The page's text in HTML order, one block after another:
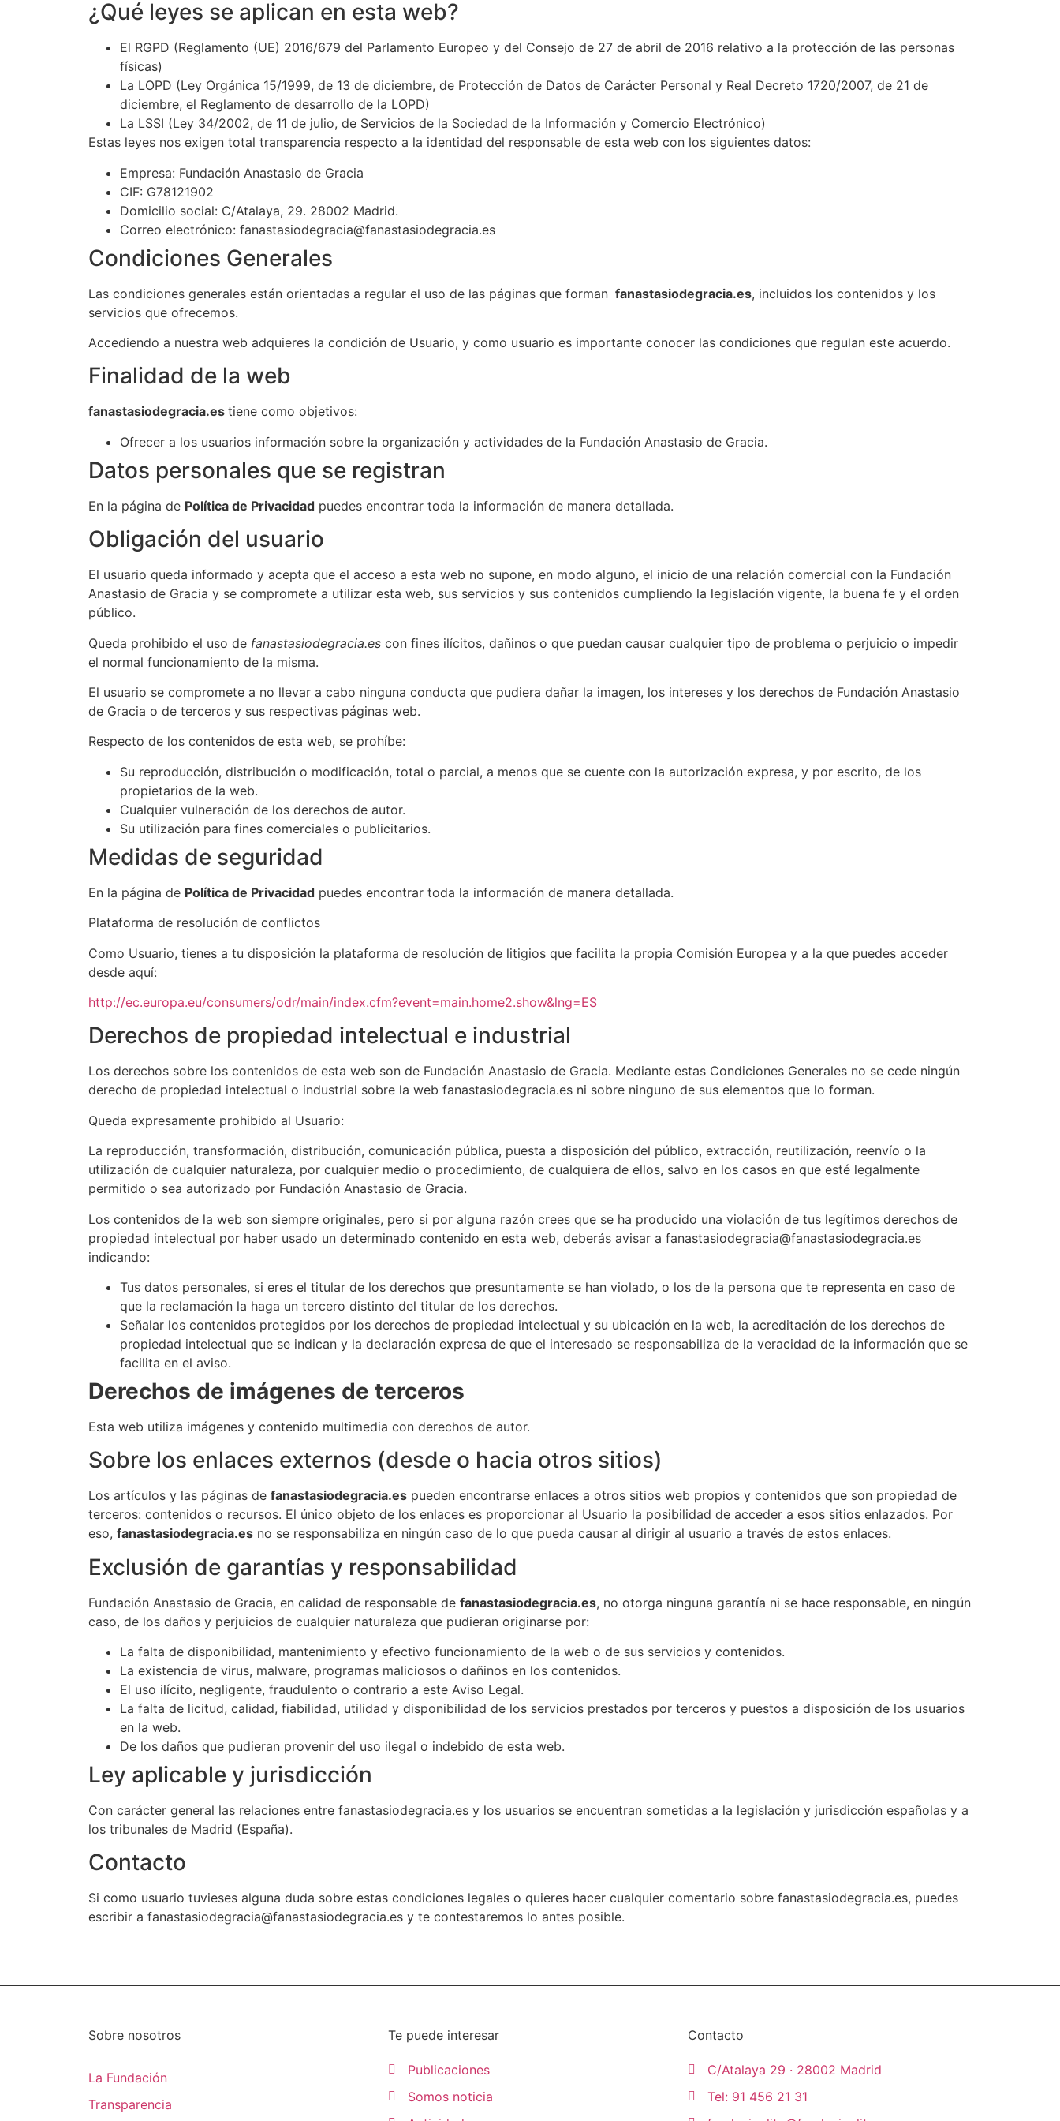
¿Qué leyes se aplican en esta web?
El RGPD (Reglamento (UE) 2016/679 del Parlamento Europeo y del Consejo de 27 de abril de 2016 relativo a la protección de las personas
físicas)
La LOPD (Ley Orgánica 15/1999, de 13 de diciembre, de Protección de Datos de Carácter Personal y Real Decreto 1720/2007, de 21 de
diciembre, el Reglamento de desarrollo de la LOPD)
La LSSI (Ley 34/2002, de 11 de julio, de Servicios de la Sociedad de la Información y Comercio Electrónico)
Estas leyes nos exigen total transparencia respecto a la identidad del responsable de esta web con los siguientes datos:
Empresa: Fundación Anastasio de Gracia
CIF: G78121902
Domicilio social: C/Atalaya, 29. 28002 Madrid.
Correo electrónico: fanastasiodegracia@fanastasiodegracia.es
Condiciones Generales
Las condiciones generales están orientadas a regular el uso de las páginas que forman fanastasiodegracia.es, incluidos los contenidos y los
servicios que ofrecemos.
Accediendo a nuestra web adquieres la condición de Usuario, y como usuario es importante conocer las condiciones que regulan este acuerdo.
Finalidad de la web
fanastasiodegracia.es tiene como objetivos:
Ofrecer a los usuarios información sobre la organización y actividades de la Fundación Anastasio de Gracia.
Datos personales que se registran
En la página de Política de Privacidad puedes encontrar toda la información de manera detallada.
Obligación del usuario
El usuario queda informado y acepta que el acceso a esta web no supone, en modo alguno, el inicio de una relación comercial con la Fundación
Anastasio de Gracia y se compromete a utilizar esta web, sus servicios y sus contenidos cumpliendo la legislación vigente, la buena fe y el orden
público.
Queda prohibido el uso de fanastasiodegracia.es con fines ilícitos, dañinos o que puedan causar cualquier tipo de problema o perjuicio o impedir
el normal funcionamiento de la misma.
El usuario se compromete a no llevar a cabo ninguna conducta que pudiera dañar la imagen, los intereses y los derechos de Fundación Anastasio
de Gracia o de terceros y sus respectivas páginas web.
Respecto de los contenidos de esta web, se prohíbe:
Su reproducción, distribución o modificación, total o parcial, a menos que se cuente con la autorización expresa, y por escrito, de los
propietarios de la web.
Cualquier vulneración de los derechos de autor.
Su utilización para fines comerciales o publicitarios.
Medidas de seguridad
En la página de Política de Privacidad puedes encontrar toda la información de manera detallada.
Plataforma de resolución de conflictos
Como Usuario, tienes a tu disposición la plataforma de resolución de litigios que facilita la propia Comisión Europea y a la que puedes acceder
desde aquí:
http://ec.europa.eu/consumers/odr/main/index.cfm?event=main.home2.show&lng=ES
Derechos de propiedad intelectual e industrial
Los derechos sobre los contenidos de esta web son de Fundación Anastasio de Gracia. Mediante estas Condiciones Generales no se cede ningún
derecho de propiedad intelectual o industrial sobre la web fanastasiodegracia.es ni sobre ninguno de sus elementos que lo forman.
Queda expresamente prohibido al Usuario:
La reproducción, transformación, distribución, comunicación pública, puesta a disposición del público, extracción, reutilización, reenvío o la
utilización de cualquier naturaleza, por cualquier medio o procedimiento, de cualquiera de ellos, salvo en los casos en que esté legalmente
permitido o sea autorizado por Fundación Anastasio de Gracia.
Los contenidos de la web son siempre originales, pero si por alguna razón crees que se ha producido una violación de tus legítimos derechos de
propiedad intelectual por haber usado un determinado contenido en esta web, deberás avisar a fanastasiodegracia@fanastasiodegracia.es
indicando:
Tus datos personales, si eres el titular de los derechos que presuntamente se han violado, o los de la persona que te representa en caso de
que la reclamación la haga un tercero distinto del titular de los derechos.
Señalar los contenidos protegidos por los derechos de propiedad intelectual y su ubicación en la web, la acreditación de los derechos de
propiedad intelectual que se indican y la declaración expresa de que el interesado se responsabiliza de la veracidad de la información que se
facilita en el aviso.
Derechos de imágenes de terceros
Esta web utiliza imágenes y contenido multimedia con derechos de autor.
Sobre los enlaces externos (desde o hacia otros sitios)
Los artículos y las páginas de fanastasiodegracia.es pueden encontrarse enlaces a otros sitios web propios y contenidos que son propiedad de
terceros: contenidos o recursos. El único objeto de los enlaces es proporcionar al Usuario la posibilidad de acceder a esos sitios enlazados. Por
eso, fanastasiodegracia.es no se responsabiliza en ningún caso de lo que pueda causar al dirigir al usuario a través de estos enlaces.
Exclusión de garantías y responsabilidad
Fundación Anastasio de Gracia, en calidad de responsable de fanastasiodegracia.es, no otorga ninguna garantía ni se hace responsable, en ningún
caso, de los daños y perjuicios de cualquier naturaleza que pudieran originarse por:
La falta de disponibilidad, mantenimiento y efectivo funcionamiento de la web o de sus servicios y contenidos.
La existencia de virus, malware, programas maliciosos o dañinos en los contenidos.
El uso ilícito, negligente, fraudulento o contrario a este Aviso Legal.
La falta de licitud, calidad, fiabilidad, utilidad y disponibilidad de los servicios prestados por terceros y puestos a disposición de los usuarios
en la web.
De los daños que pudieran provenir del uso ilegal o indebido de esta web.
Ley aplicable y jurisdicción
Con carácter general las relaciones entre fanastasiodegracia.es y los usuarios se encuentran sometidas a la legislación y jurisdicción españolas y a
los tribunales de Madrid (España).
Contacto
Si como usuario tuvieses alguna duda sobre estas condiciones legales o quieres hacer cualquier comentario sobre fanastasiodegracia.es, puedes
escribir a fanastasiodegracia@fanastasiodegracia.es y te contestaremos lo antes posible.
Sobre nosotros
La Fundación
Transparencia
Te puede interesar
Publicaciones
Somos noticia
Contacto
C/Atalaya 29 · 28002 Madrid
Tel: 91 456 21 31